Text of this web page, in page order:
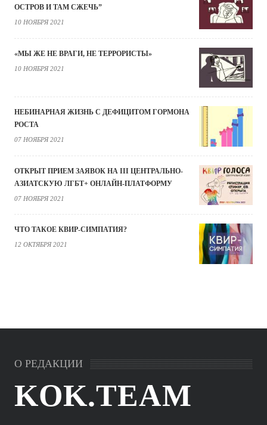
ОСТРОВ И ТАМ СЖЕЧЬ”
10 НОЯБРЯ 2021
«МЫ ЖЕ НЕ ВРАГИ, НЕ ТЕРРОРИСТЫ»
10 НОЯБРЯ 2021
НЕБИНАРНАЯ ЖИЗНЬ С ДЕФИЦИТОМ ГОРМОНА
РОСТА
07 НОЯБРЯ 2021
ОТКРЫТ ПРИЕМ ЗАЯВОК НА III ЦЕНТРАЛЬНО-
АЗИАТСКУЮ ЛГБТ+ ОНЛАЙН-ПЛАТФОРМУ
07 НОЯБРЯ 2021
ЧТО ТАКОЕ КВИР-СИМПАТИЯ?
12 ОКТЯБРЯ 2021
О РЕДАКЦИИ
KOK.TEAM